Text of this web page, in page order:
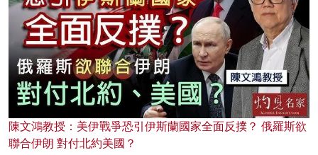
陳文鴻教授：美伊戰爭恐引伊斯蘭國家全面反撲？ 俄羅斯欲
聯合伊朗 對付北約美國？